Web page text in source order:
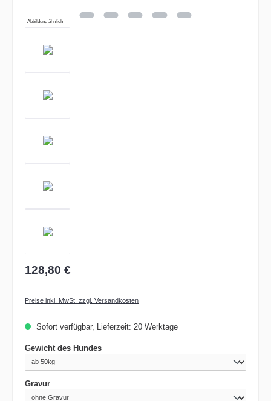
Abbildung ähnlich
128,80 €
Preise inkl. MwSt. zzgl. Versandkosten
Sofort verfügbar, Lieferzeit: 20 Werktage
Gewicht des Hundesauswählen
Gravurauswählen